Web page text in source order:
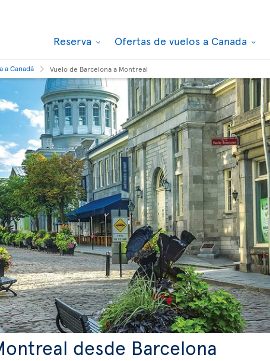
Reserva Ofertas de vuelos a Canada
a Canadá Vuelo de Barcelona a Montreal
desde Barcelona